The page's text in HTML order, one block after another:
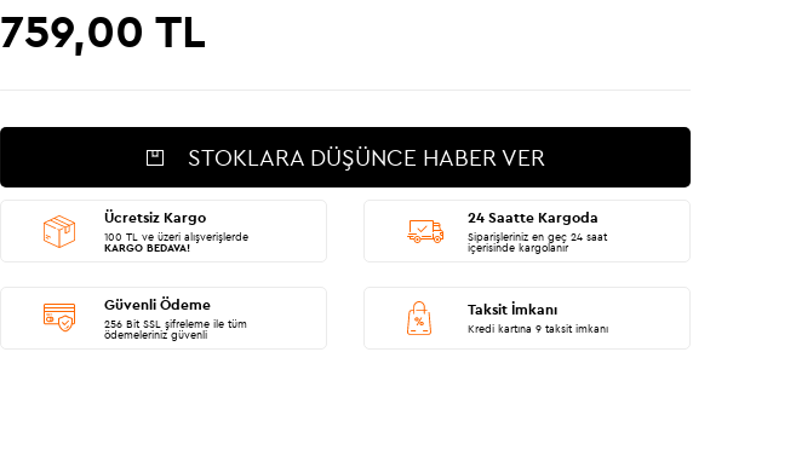
759,00 TL
STOKLARA DÜŞÜNCE HABER VER
Ücretsiz Kargo
100 TL ve üzeri alışverişlerde
KARGO BEDAVA!
24 Saatte Kargoda
Siparişleriniz en geç 24 saat
içerisinde kargolanır
Güvenli Ödeme
256 Bit SSL şifreleme ile tüm
ödemeleriniz güvenli
Taksit İmkanı
Kredi kartına 9 taksit imkanı